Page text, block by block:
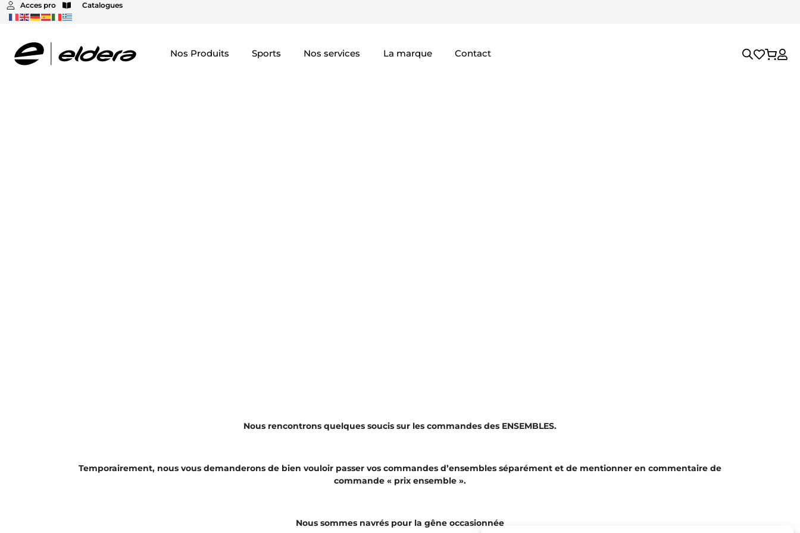
principal
Acces pro Catalogues
Nos Produits Sports Nos services La marque Contact
Nous rencontrons quelques soucis sur les commandes des ENSEMBLES.
Temporairement, nous vous demanderons de bien vouloir passer vos commandes d’ensembles séparément et de mentionner en commentaire de
commande « prix ensemble ».
Nous sommes navrés pour la gêne occasionnée